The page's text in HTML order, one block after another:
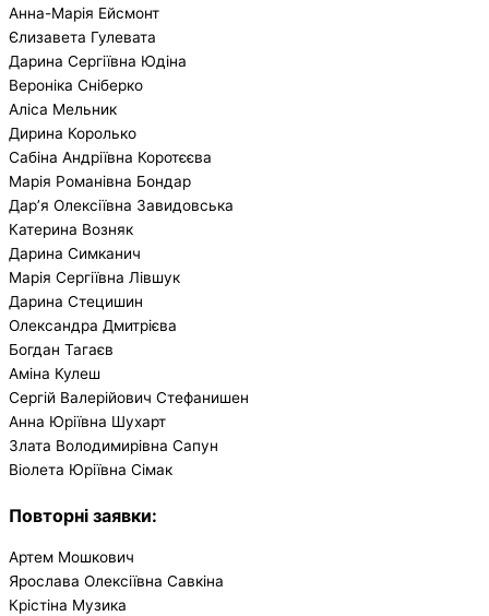
Анна-Марія Ейсмонт
Єлизавета Гулевата
Дарина Сергіївна Юдіна
Вероніка Сніберко
Аліса Мельник
Дирина Королько
Сабіна Андріївна Коротєєва
Марія Романівна Бондар
Дар’я Олексіївна Завидовська
Катерина Возняк
Дарина Симканич
Марія Сергіївна Лівшук
Дарина Стецишин
Олександра Дмитрієва
Богдан Тагаєв
Аміна Кулеш
Сергій Валерійович Стефанишен
Анна Юріївна Шухарт
Злата Володимирівна Сапун
Віолета Юріївна Сімак
Повторні заявки:
Артем Мошкович
Ярослава Олексіївна Савкіна
Крістіна Музика